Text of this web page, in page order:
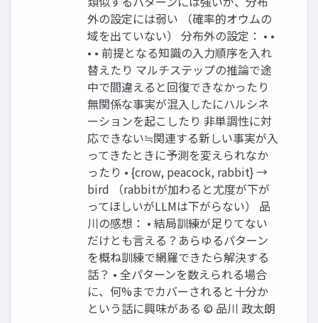
外の設定には弱い （確率的オウムの
域を出ていない） 分布外の設定： • •
• • 前提となる知識の入力順序を入れ
替えたり マルチステップの推論で途
中で間違えると回復できなかったり
無関係な事実が混入したにハルシネ
ーションを起こしたり 非単調性に対
応できない≒関連する新しい事実が入
ってきたときに予測を変えられなか
ったり • {crow, peacock, rabbit} →
bird （rabbitが加わると尤度が下が
ってほしいがLLMは下がらない） 品
川の感想： • 結局訓練が足りてない
だけとも言える？あらゆるパターン
を概ね訓練で網羅できたら解決する
話？ • 全パターンを数えられる場合
に、何%までカバーされると十分か
という話に興味がある © 品川 政太朗